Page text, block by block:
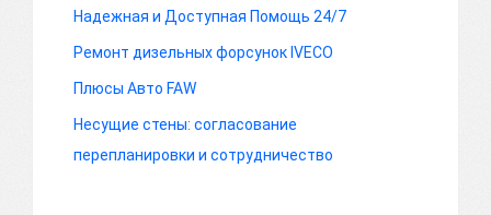
Надежная и Доступная Помощь 24/7
Ремонт дизельных форсунок IVECO
Плюсы Авто FAW
Несущие стены: согласование
перепланировки и сотрудничество